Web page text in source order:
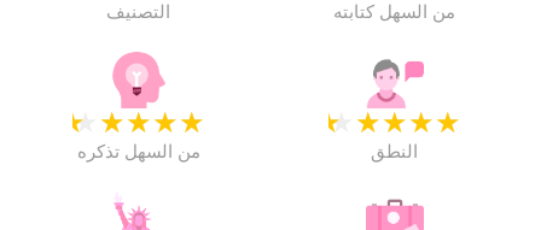
التصنيف من السهل كتابته
★
★
★
★
★
من السهل تذكره
★
★
★
★
★
النطق